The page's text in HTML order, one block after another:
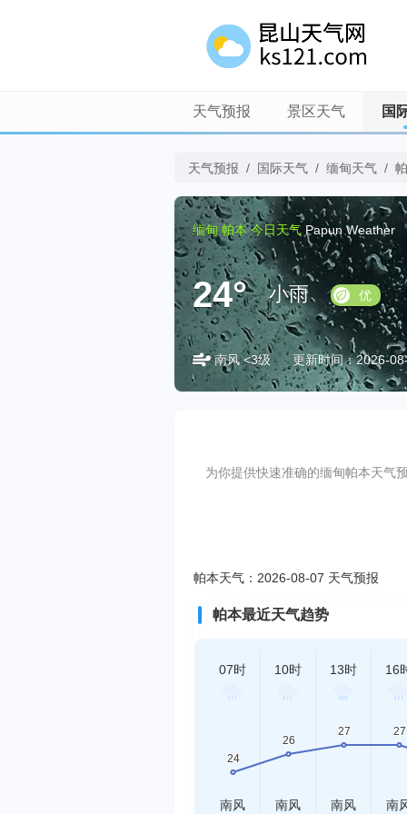
天气预报 景区天气 国
天气预报 / 国际天气 / 缅甸天气 /
缅甸 帕本 今日天气 Papun Weather
24° 小雨 优
南风 <3级 更新时间：2026-
为你提供快速准确的缅甸帕本天气
帕本天气：2026-08-07 天气预报
帕本最近天气趋势
07时
南风
10时
南风
13时
南风
16
南